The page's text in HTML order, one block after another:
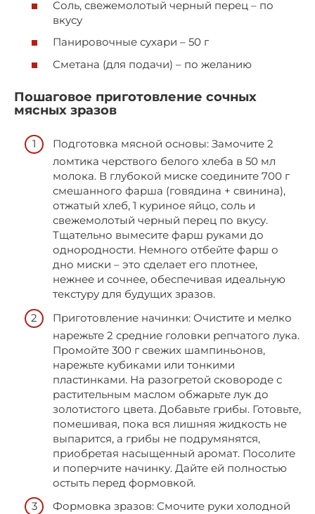
Соль, свежемолотый черный перец – по
вкусу
Панировочные сухари – 50 г
Сметана (для подачи) – по желанию
Пошаговое приготовление сочных
мясных зразов
Подготовка мясной основы: Замочите 2
ломтика черствого белого хлеба в 50 мл
молока. В глубокой миске соедините 700 г
смешанного фарша (говядина + свинина),
отжатый хлеб, 1 куриное яйцо, соль и
свежемолотый черный перец по вкусу.
Тщательно вымесите фарш руками до
однородности. Немного отбейте фарш о
дно миски – это сделает его плотнее,
нежнее и сочнее, обеспечивая идеальную
текстуру для будущих зразов.
Приготовление начинки: Очистите и мелко
нарежьте 2 средние головки репчатого лука.
Промойте 300 г свежих шампиньонов,
нарежьте кубиками или тонкими
пластинками. На разогретой сковороде с
растительным маслом обжарьте лук до
золотистого цвета. Добавьте грибы. Готовьте,
помешивая, пока вся лишняя жидкость не
выпарится, а грибы не подрумянятся,
приобретая насыщенный аромат. Посолите
и поперчите начинку. Дайте ей полностью
остыть перед формовкой.
Формовка зразов: Смочите руки холодной